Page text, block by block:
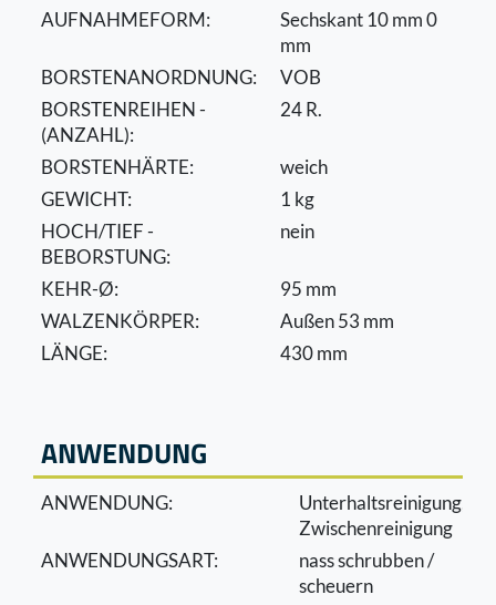
AUFNAHMEFORM:
Sechskant 10 mm 0
mm
BORSTENANORDNUNG:
VOB
BORSTENREIHEN -
(ANZAHL):
24 R.
BORSTENHÄRTE:
weich
GEWICHT:
1 kg
HOCH/TIEF -
BEBORSTUNG:
nein
KEHR-Ø:
95 mm
WALZENKÖRPER:
Außen 53 mm
LÄNGE:
430 mm
ANWENDUNG
ANWENDUNG:
Unterhaltsreinigung,
Zwischenreinigung
ANWENDUNGSART:
nass schrubben /
scheuern